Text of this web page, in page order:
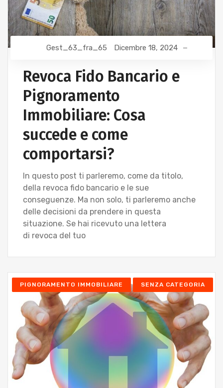
Gest_63_fra_65 Dicembre 18, 2024
Revoca Fido Bancario e
Pignoramento
Immobiliare: Cosa
succede e come
comportarsi?
In questo post ti parleremo, come da titolo,
della revoca fido bancario e le sue
conseguenze. Ma non solo, ti parleremo anche
delle decisioni da prendere in questa
situazione. Se hai ricevuto una lettera
di revoca del tuo
PIGNORAMENTO IMMOBILIARE SENZA CATEGORIA